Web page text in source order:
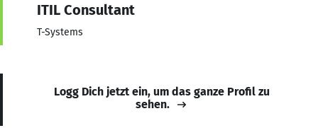
ITIL Consultant
T-Systems
Logg Dich jetzt ein, um das ganze Profil zu
sehen.